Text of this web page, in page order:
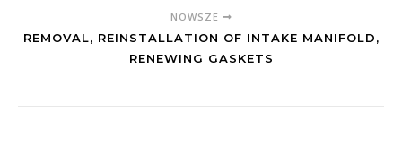
NOWSZE
REMOVAL, REINSTALLATION OF INTAKE MANIFOLD,
RENEWING GASKETS